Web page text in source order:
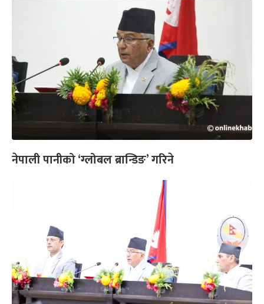
नेपाली पानीको ‘ग्लोबल ब्रान्डिङ’ गरिने